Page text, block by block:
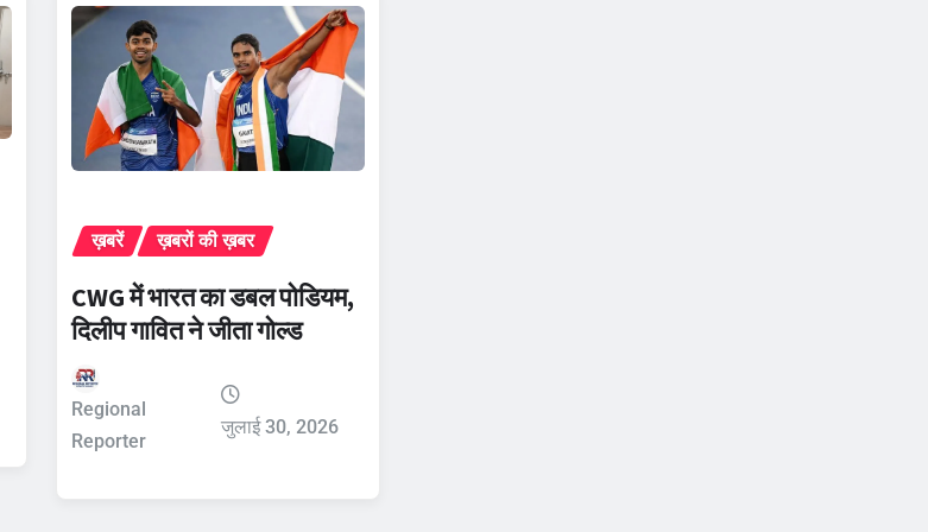
ख़बरें ख़बरों की ख़बर
CWG में भारत का डबल पोडियम,
दिलीप गावित ने जीता गोल्ड
Regional
Reporter
जुलाई 30, 2026